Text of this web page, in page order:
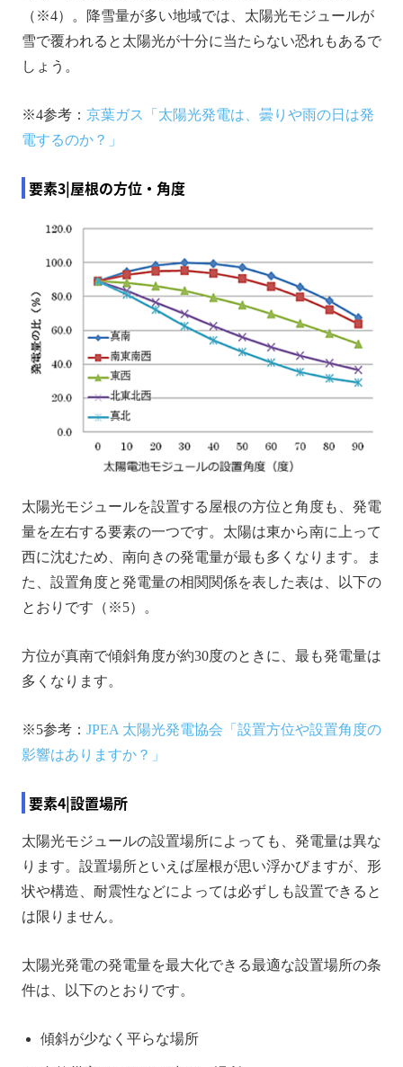
（※4）。降雪量が多い地域では、太陽光モジュールが
雪で覆われると太陽光が十分に当たらない恐れもあるで
しょう。
※4参考： 京葉ガス「太陽光発電は、曇りや雨の日は発
電するのか？」
要素3|屋根の方位・角度
太陽光モジュールを設置する屋根の方位と角度も、発電
量を左右する要素の一つです。太陽は東から南に上って
西に沈むため、南向きの発電量が最も多くなります。ま
た、設置角度と発電量の相関関係を表した表は、以下の
とおりです（※5）。
方位が真南で傾斜角度が約30度のときに、最も発電量は
多くなります。
※5参考： JPEA 太陽光発電協会「設置方位や設置角度の
影響はありますか？」
要素4|設置場所
太陽光モジュールの設置場所によっても、発電量は異な
ります。設置場所といえば屋根が思い浮かびますが、形
状や構造、耐震性などによっては必ずしも設置できると
は限りません。
太陽光発電の発電量を最大化できる最適な設置場所の条
件は、以下のとおりです。
傾斜が少なく平らな場所